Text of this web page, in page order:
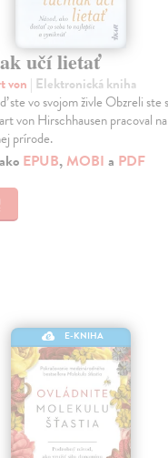
učí lietať
von | Elektronická kniha
ste vo svojom živle Obzreli ste
von Hirschhausen pracoval
prírode.
EPUB, MOBI a PDF
E-KNIHA